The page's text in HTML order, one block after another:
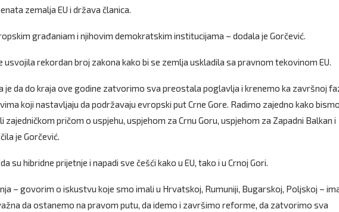
zemalja EU i država članica.
građaniam i njihovim demokratskim institucijama – dodala je Gorčević.
usvojila rekordan broj zakona kako bi se zemlja uskladila sa pravnom tekovinom EU.
je da do kraja ove godine zatvorimo sva preostala poglavlja i krenemo ka završnoj
koji nastavljaju da podržavaju evropski put Crne Gore. Radimo zajedno kako bismo
pričom o uspjehu, uspjehom za Crnu Goru, uspjehom za Zapadni Balkan i
je Gorčević.
su hibridne prijetnje i napadi sve češći kako u EU, tako i u Crnoj Gori.
– govorim o iskustvu koje smo imali u Hrvatskoj, Rumuniji, Bugarskoj, Poljskoj –
da ostanemo na pravom putu, da idemo i završimo reforme, da zatvorimo sva